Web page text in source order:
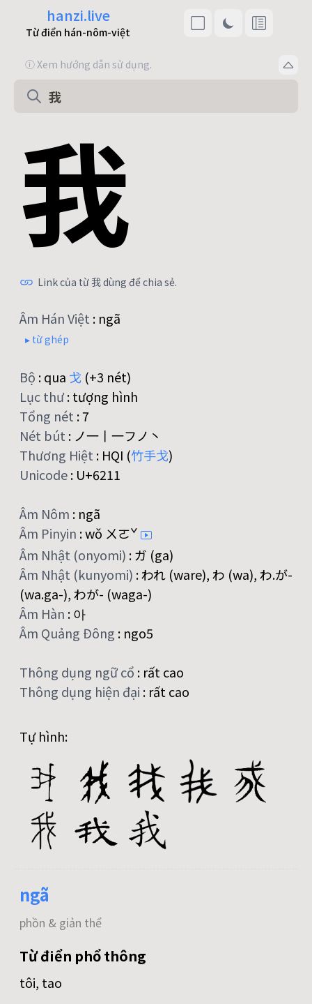
hanzi.live
Từ điển hán-nôm-việt
ⓘ Xem hướng dẫn sử dụng.
我
Link của từ 我 dùng để chia sẻ.
Âm Hán Việt : ngã
▸ từ ghép
Bộ :qua 戈 (+3 nét)
Lục thư:tượng hình
Tổng nét :7
Nét bút : ノ一丨一フノ丶
Thương Hiệt : HQI (竹手戈)
Unicode: U+6211
Âm Nôm : ngã
Âm Pinyin :wǒ ㄨㄛˇ
Âm Nhật (onyomi) :ガ (ga)
Âm Nhật (kunyomi) :われ (ware), わ (wa), わ.が-
(wa.ga-), わが- (waga-)
Âm Hàn :아
Âm Quảng Đông : ngo5
Thông dụng ngữ cổ : rất cao
Thông dụng hiện đại : rất cao
Tự hình:
ngã
phồn & giản thể
Từ điển phổ thông
tôi, tao